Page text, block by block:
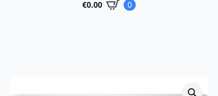
for:
€0.00 0